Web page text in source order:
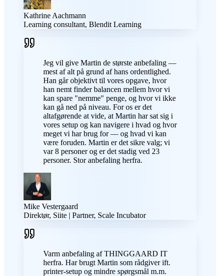
Kathrine Aachmann
Learning consultant, Blendit Learning
Jeg vil give Martin de største anbefaling —
mest af alt på grund af hans ordentlighed.
Han går objektivt til vores opgave, hvor
han nemt finder balancen mellem hvor vi
kan spare "nemme" penge, og hvor vi ikke
kan gå ned på niveau. For os er det
altafgørende at vide, at Martin har sat sig i
vores setup og kan navigere i hvad og hvor
meget vi har brug for — og hvad vi kan
være foruden. Martin er det sikre valg; vi
var 8 personer og er det stadig ved 23
personer. Stor anbefaling herfra.
Mike Vestergaard
Direktør, Siite | Partner, Scale Incubator
Varm anbefaling af THINGGAARD IT
herfra. Har brugt Martin som rådgiver ift.
printer-setup og mindre spørgsmål m.m.